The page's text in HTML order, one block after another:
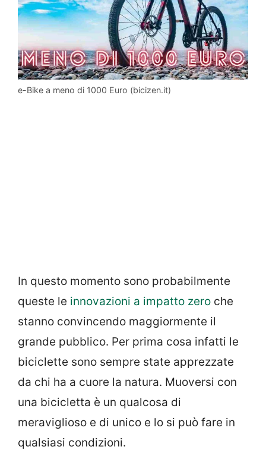
e-Bike a meno di 1000 Euro (bicizen.it)
In questo momento sono probabilmente
queste le innovazioni a impatto zero che
stanno convincendo maggiormente il
grande pubblico. Per prima cosa infatti le
biciclette sono sempre state apprezzate
da chi ha a cuore la natura. Muoversi con
una bicicletta è un qualcosa di
meraviglioso e di unico e lo si può fare in
qualsiasi condizioni.